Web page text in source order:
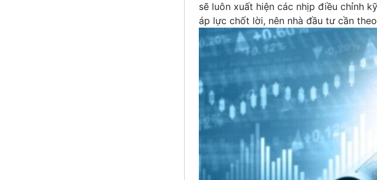
sẽ luôn xuất hiện các nhịp điều chỉnh
áp lực chốt lời, nên nhà đầu tư cần